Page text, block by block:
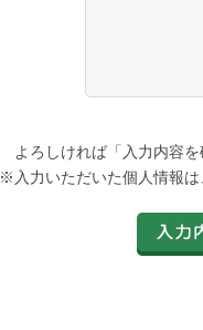
よろしければ「入力内容
※入力いただいた個人情報